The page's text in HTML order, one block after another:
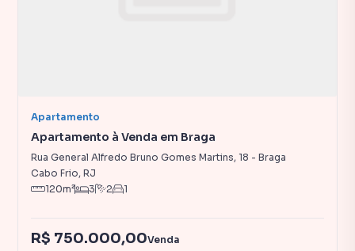
Apartamento
Apartamento à Venda em Braga
Rua General Alfredo Bruno Gomes Martins, 18 - Braga
Cabo Frio, RJ
120m² 3 2 1
R$ 750.000,00Venda